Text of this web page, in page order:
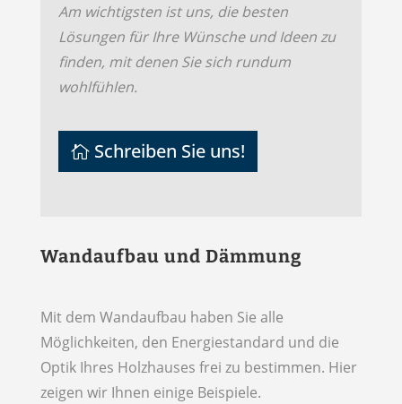
Am wichtigsten ist uns, die besten
Lösungen für Ihre Wünsche und Ideen zu
finden, mit denen Sie sich rundum
wohlfühlen.
Schreiben Sie uns!
Wandaufbau und Dämmung
Mit dem Wandaufbau haben Sie alle
Möglichkeiten, den Energiestandard und die
Optik Ihres Holzhauses frei zu bestimmen. Hier
zeigen wir Ihnen einige Beispiele.